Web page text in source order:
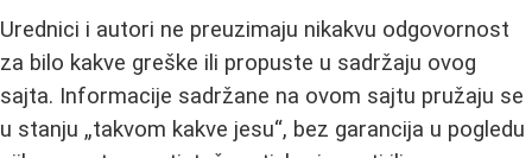
Urednici i autori ne preuzimaju nikakvu odgovornost
za bilo kakve greške ili propuste u sadržaju ovog
sajta. Informacije sadržane na ovom sajtu pružaju se
u stanju „takvom kakve jesu“, bez garancija u pogledu